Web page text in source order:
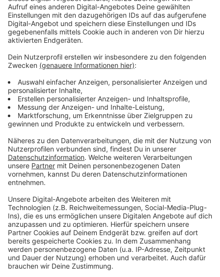
Zusammenarbeit für eine nachhaltige
Sportinfrastruktur
Anzeige
Die Stadt Ahaus und die lokalen Sportvereine haben
sich auf den Bau von Kunstrasenplätzen mit
Quarzsandfüllung verständigt. Die Vereine übernehmen
die Bauprojekte in Eigenregie und setzen auf die
gleichen Unternehmen für Tiefbau und Rasenflächen,
um Kosten zu sparen. Der verbleibende
Finanzierungsbedarf wird durch Eigenmittel und
Eigenleistungen der Vereine gedeckt. Aktuell haben
Union Wessum, die Sportfreunde Graes und der FC
Ottenstein mit dem Bau ihrer Kleinspielfelder
begonnen. Im kommenden Jahr folgen der VfB
Alstätte, der TuS Wüllen und der FC Oldenburg. „Mit
den neuen Kunstrasenplätzen können wir die
Sportinfrastruktur in Ahaus nachhaltig verbessern.
Gemeinsam mit den Vereinen haben wir in
konstruktiven Gesprächen eine Lösung gefunden, die